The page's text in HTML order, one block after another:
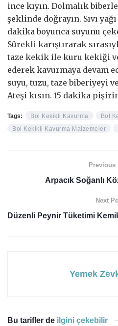
ince kıyın. Dolmalık
şeklinde doğrayın. Sıvı
dakika boyunca suyunu
Sürekli karıştırarak
taze kekik ile kuru kekiği
ederek kavurmaya devam
suyu, tuzu, taze biberiyeyi
Ateşi kısın. 15 dakika
Tags: Bol Kekikli Kavurma
Bol
Bol Kekikli Kavurma Malzemeler
Previous
Arpacık Soğanlı
Next
Düzenli Peynir Tüketimi
Yemek
Bu tarifler de ilgini çekebilir